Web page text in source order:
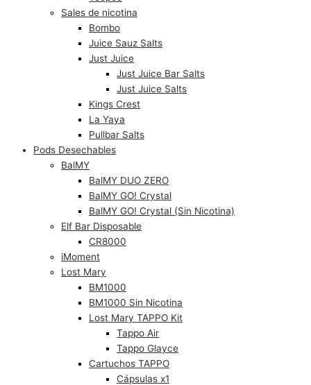
Sales de nicotina
Bombo
Juice Sauz Salts
Just Juice
Just Juice Bar Salts
Just Juice Salts
Kings Crest
La Yaya
Pullbar Salts
Pods Desechables
BalMY
BalMY DUO ZERO
BalMY GO! Crystal
BalMY GO! Crystal (Sin Nicotina)
Elf Bar Disposable
CR8000
iMoment
Lost Mary
BM1000
BM1000 Sin Nicotina
Lost Mary TAPPO Kit
Tappo Air
Tappo Glayce
Cartuchos TAPPO
Cápsulas x1